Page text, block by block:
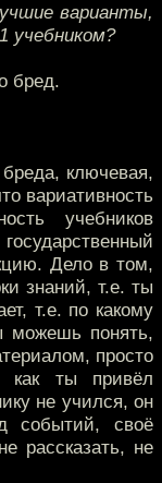
варианты,
учебником?
бред.
бреда, ключевая,
вариативность
учебников
Дело в том,
знаний, т.е. ты
т.е. по какому
можешь понять,
просто
как ты привёл
не учился, он
событий, своё
рассказать, не